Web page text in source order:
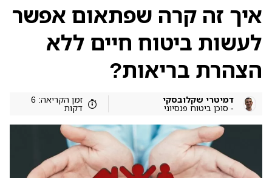
איך זה קרה שפתאום אפשר
לעשות ביטוח חיים ללא
הצהרת בריאות?
דמיטרי שקלובסקי
- סוכן ביטוח פנסיוני
זמן הקריאה: 6
דקות